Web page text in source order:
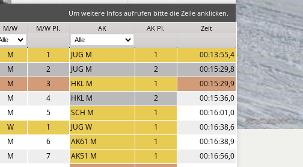
Um weitere Infos aufrufen bitte die Zeile anklicken.
M/W M/W Pl. AK AK Pl. Zeit
M 1 JUG M 1
00:13:55,4
M 2 JUG M 2
00:15:29,8
M 3 HKL M 1
00:15:29,9
M 4 HKL M 2
00:15:36,0
M 5 SCH M 1
00:16:01,0
W 1 JUG W 1
00:16:38,6
M 6 AK61 M 1
00:16:38,9
M 7 AK51 M 1
00:16:56,0